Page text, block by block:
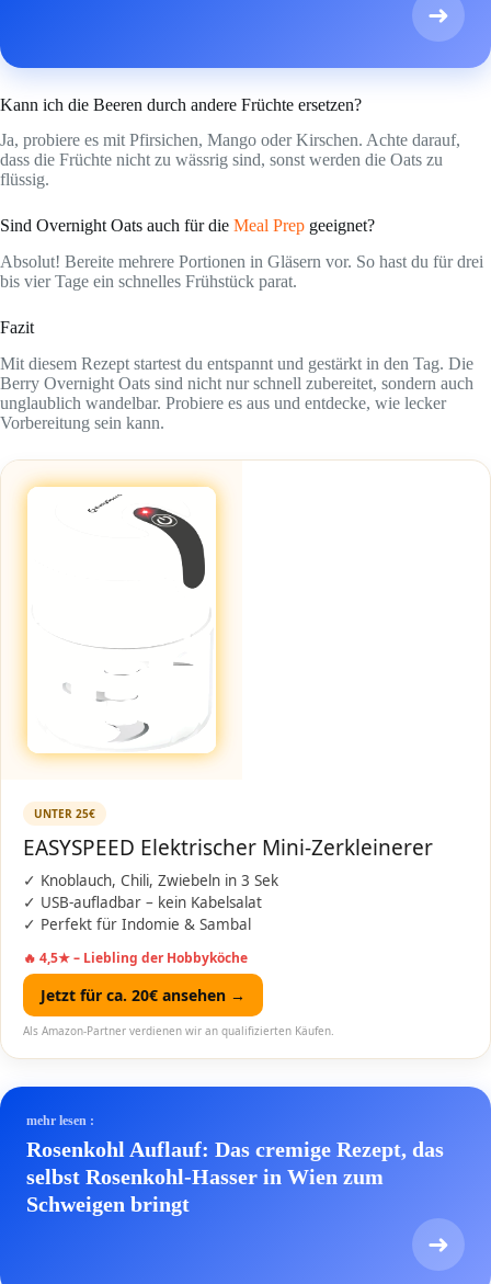
➜
Kann ich die Beeren durch andere Früchte ersetzen?
Ja, probiere es mit Pfirsichen, Mango oder Kirschen. Achte darauf,
dass die Früchte nicht zu wässrig sind, sonst werden die Oats zu
flüssig.
Sind Overnight Oats auch für die Meal Prep geeignet?
Absolut! Bereite mehrere Portionen in Gläsern vor. So hast du für drei
bis vier Tage ein schnelles Frühstück parat.
Fazit
Mit diesem Rezept startest du entspannt und gestärkt in den Tag. Die
Berry Overnight Oats sind nicht nur schnell zubereitet, sondern auch
unglaublich wandelbar. Probiere es aus und entdecke, wie lecker
Vorbereitung sein kann.
UNTER 25€
EASYSPEED Elektrischer Mini-Zerkleinerer
✓ Knoblauch, Chili, Zwiebeln in 3 Sek
✓ USB-aufladbar – kein Kabelsalat
✓ Perfekt für Indomie & Sambal
🔥 4,5★ – Liebling der Hobbyköche
Jetzt für ca. 20€ ansehen →
Als Amazon-Partner verdienen wir an qualifizierten Käufen.
mehr lesen :
Rosenkohl Auflauf: Das cremige Rezept, das
selbst Rosenkohl-Hasser in Wien zum
Schweigen bringt
➜